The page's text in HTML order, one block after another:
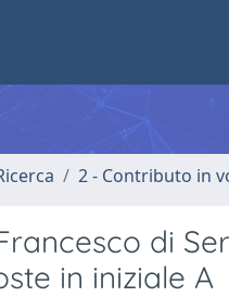
2 - Contributo in
di
in iniziale A